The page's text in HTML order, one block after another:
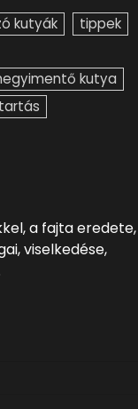
kutyák
tippek
kutya
a fajta eredete,
viselkedése,